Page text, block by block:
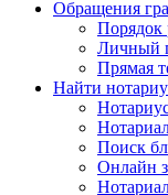
Обращения
Порядок
Личный
Прямая
Найти
Поиск
Онлайн